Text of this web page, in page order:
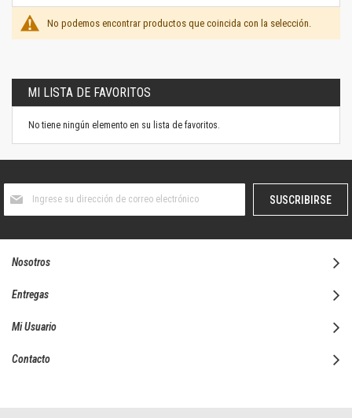
No podemos encontrar productos que coincida con la selección.
MI LISTA DE FAVORITOS
No tiene ningún elemento en su lista de favoritos.
boletín
SUSCRIBIRSE
Nosotros
Entregas
Mi Usuario
Contacto